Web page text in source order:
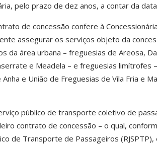
pelo prazo de dez anos, a contar da
de concessão confere à
assegurar os serviços objeto da
da área urbana – freguesias de Areosa,
e Meadela – e freguesias limítrofes
e União de Freguesias de Vila Fria e
público de transporte coletivo de
contrato de concessão – o qual,
de Transporte de Passageiros